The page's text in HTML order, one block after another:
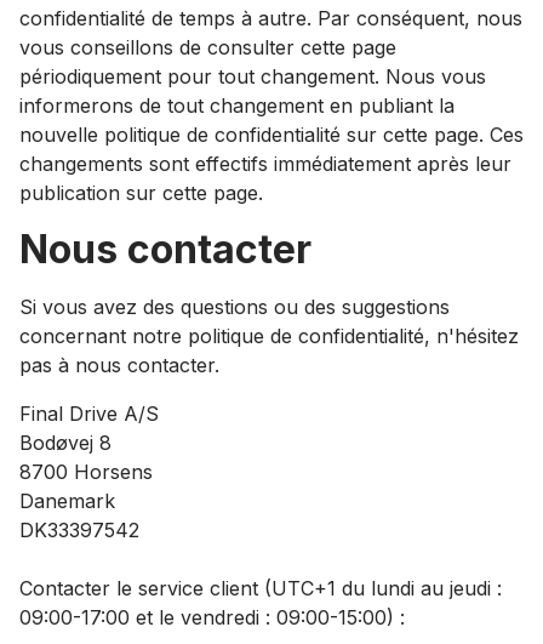
confidentialité de temps à autre. Par conséquent, nous
vous conseillons de consulter cette page
périodiquement pour tout changement. Nous vous
informerons de tout changement en publiant la
nouvelle politique de confidentialité sur cette page. Ces
changements sont effectifs immédiatement après leur
publication sur cette page.
Nous contacter
Si vous avez des questions ou des suggestions
concernant notre politique de confidentialité, n'hésitez
pas à nous contacter.
Final Drive A/S
Bodøvej 8
8700 Horsens
Danemark
DK33397542
Contacter le service client (UTC+1 du lundi au jeudi :
09:00-17:00 et le vendredi : 09:00-15:00) :